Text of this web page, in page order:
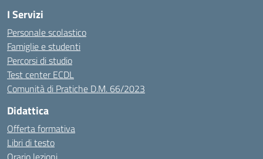
I Servizi
Personale scolastico
Famiglie e studenti
Percorsi di studio
Test center ECDL
Comunità di Pratiche D.M. 66/2023
Didattica
Offerta formativa
Libri di testo